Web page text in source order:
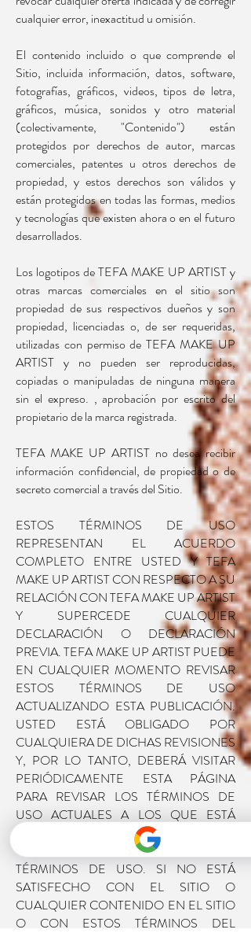
cualquier error, inexactitud u omisión.
El contenido incluido o que comprende el
Sitio, incluida información, datos, software,
fotografías, gráficos, videos, tipos de letra,
gráficos, música, sonidos y otro material
(colectivamente, "Contenido") están
protegidos por derechos de autor, marcas
comerciales, patentes u otros derechos de
propiedad, y estos derechos son válidos y
están protegidos en todas las formas, medios
y tecnologías que existen ahora o en el futuro
desarrollados.
Los logotipos de TEFA MAKE UP ARTIST y
otras marcas comerciales en el sitio son
propiedad de sus respectivos dueños y son
propiedad, licenciadas o, de ser requeridas,
utilizadas con permiso de TEFA MAKE UP
ARTIST y no pueden ser reproducidas,
copiadas o manipuladas de ninguna manera
sin el expreso. , aprobación por escrito del
propietario de la marca registrada.
TEFA MAKE UP ARTIST no desea recibir
información confidencial, de propiedad o de
secreto comercial a través del Sitio.
ESTOS TÉRMINOS DE USO
REPRESENTAN EL ACUERDO
COMPLETO ENTRE USTED Y TEFA
MAKE UP ARTIST CON RESPECTO A SU
RELACIÓN CON TEFA MAKE UP ARTIST
Y SUPERCEDE CUALQUIER
DECLARACIÓN O DECLARACIÓN
PREVIA. TEFA MAKE UP ARTIST PUEDE
EN CUALQUIER MOMENTO REVISAR
ESTOS TÉRMINOS DE USO
ACTUALIZANDO ESTA PUBLICACIÓN.
USTED ESTÁ OBLIGADO POR
CUALQUIERA DE DICHAS REVISIONES
Y, POR LO TANTO, DEBERÁ VISITAR
PERIÓDICAMENTE ESTA PÁGINA
PARA REVISAR LOS TÉRMINOS DE
USO ACTUALES A LOS QUE ESTÁ
OBLIGADO. AL USAR EL SITIO, SE
COMPROMETE A RESPETAR LOS
TÉRMINOS DE USO. SI NO ESTÁ
SATISFECHO CON EL SITIO O
CUALQUIER CONTENIDO EN EL SITIO
O CON ESTOS TÉRMINOS DEL